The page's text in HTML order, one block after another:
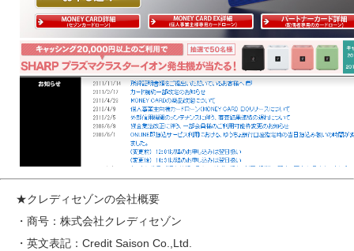
★クレディセゾンの会社概要
・商号：株式会社クレディセゾン
・英文表記：Credit Saison Co.,Ltd.